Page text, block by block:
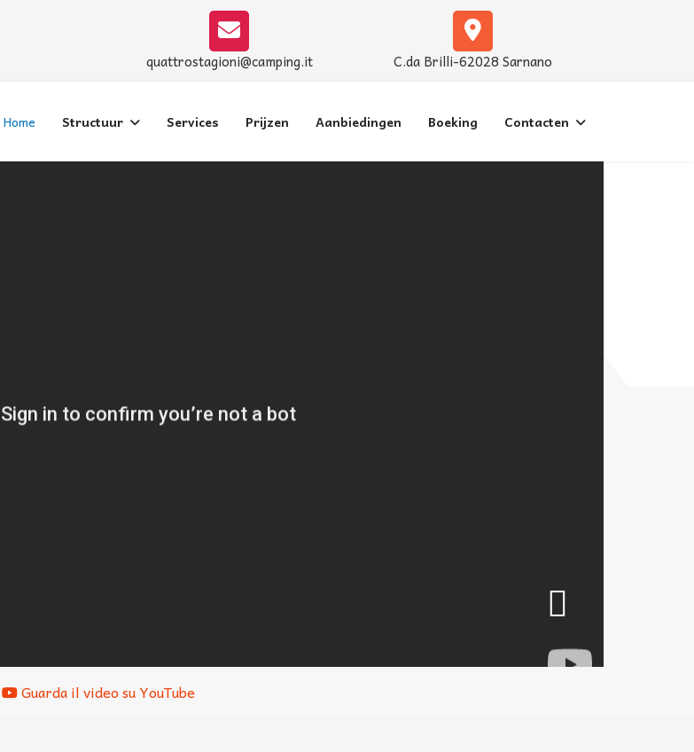
quattrostagioni@camping.it C.da Brilli-62028 Sarnano
Home Structuur Services Prijzen Aanbiedingen Boeking Contacten
Guarda il video su YouTube